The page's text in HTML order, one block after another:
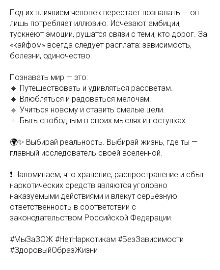
Под их влиянием человек перестает познавать — он
лишь потребляет иллюзию. Исчезают амбиции,
тускнеют эмоции, рушатся связи с теми, кто дорог. За
«кайфом» всегда следует расплата: зависимость,
болезни, одиночество.
Познавать мир — это:
🔹 Путешествовать и удивляться рассветам.
🔹 Влюбляться и радоваться мелочам.
🔹 Учиться новому и ставить смелые цели.
🔹 Быть свободным в своих мыслях и поступках.
🌍✨ Выбирай реальность. Выбирай жизнь, где ты —
главный исследователь своей вселенной.
❗️ Напоминаем, что хранение, распространение и сбыт
наркотических средств являются уголовно
наказуемыми действиями и влекут серьёзную
ответственность в соответствии с
законодательством Российской Федерации.
#МыЗаЗОЖ #НетНаркотикам #БезЗависимости
#ЗдоровыйОбразЖизни